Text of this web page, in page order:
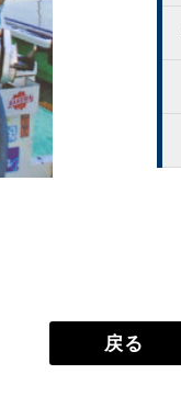
戻る